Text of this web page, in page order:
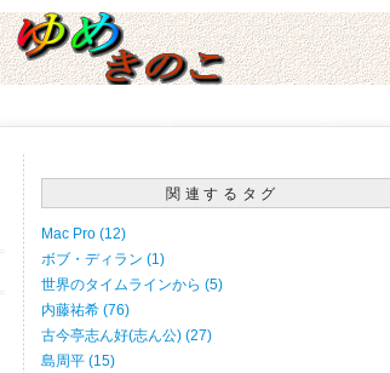
関連するタグ
Mac Pro (12)
ボブ・ディラン (1)
世界のタイムラインから (5)
内藤祐希 (76)
古今亭志ん好(志ん公) (27)
島周平 (15)